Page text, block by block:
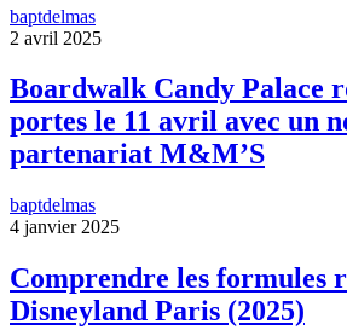
baptdelmas
2 avril 2025
Boardwalk Candy Palace
portes le 11 avril avec un
partenariat M&M’S
baptdelmas
4 janvier 2025
Comprendre les formules
Disneyland Paris (2025)